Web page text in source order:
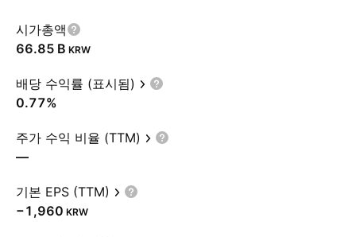
시가총액
‪66.85 B‬ KRW
배당 수익률 (표시됨)
0.77%
주가 수익 비율 (TTM)
—
기본 EPS (TTM)
−1,960 KRW